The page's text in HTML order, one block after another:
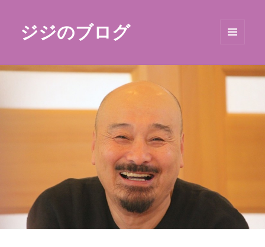
ジジのブログ
ィジェ
ット